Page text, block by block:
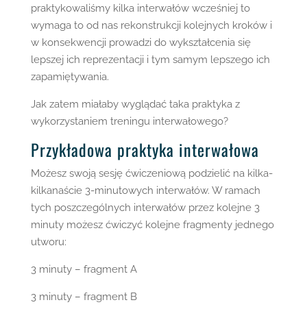
praktykowaliśmy kilka interwałów wcześniej to
wymaga to od nas rekonstrukcji kolejnych kroków i
w konsekwencji prowadzi do wykształcenia się
lepszej ich reprezentacji i tym samym lepszego ich
zapamiętywania.
Jak zatem miałaby wyglądać taka praktyka z
wykorzystaniem treningu interwałowego?
Przykładowa praktyka interwałowa
Możesz swoją sesję ćwiczeniową podzielić na kilka-
kilkanaście 3-minutowych interwałów. W ramach
tych poszczególnych interwałów przez kolejne 3
minuty możesz ćwiczyć kolejne fragmenty jednego
utworu:
3 minuty – fragment A
3 minuty – fragment B